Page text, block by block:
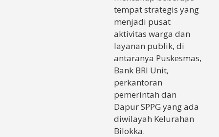
tempat strategis yang
menjadi pusat
aktivitas warga dan
layanan publik, di
antaranya Puskesmas,
Bank BRI Unit,
perkantoran
pemerintah dan
Dapur SPPG yang ada
diwilayah Kelurahan
Bilokka.